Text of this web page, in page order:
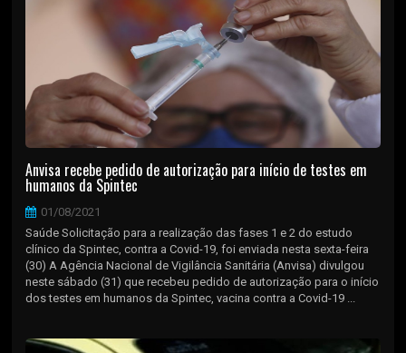
Anvisa recebe pedido de autorização para início de testes em
humanos da Spintec
01/08/2021
Saúde Solicitação para a realização das fases 1 e 2 do estudo
clínico da Spintec, contra a Covid-19, foi enviada nesta sexta-feira
(30) A Agência Nacional de Vigilância Sanitária (Anvisa) divulgou
neste sábado (31) que recebeu pedido de autorização para o início
dos testes em humanos da Spintec, vacina contra a Covid-19 ...